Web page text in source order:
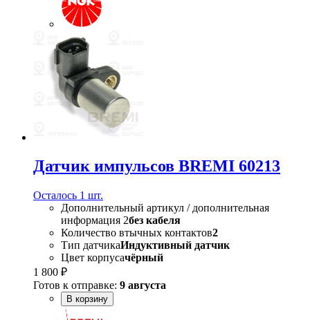
Датчик импульсов BREMI 60213
Осталось 1 шт.
Дополнительный артикул / дополнительная
информация 2без кабеля
Количество втычных контактов2
Тип датчикаИндуктивный датчик
Цвет корпусачёрный
1 800 ₽
Готов к отправке: 9 августа
В корзину